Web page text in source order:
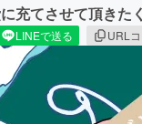
充てさせて頂きた
LINEで送る URL